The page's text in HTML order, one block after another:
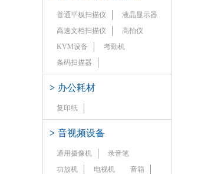
普通平板扫描仪
液晶显示器
高速文档扫描仪
高拍仪
KVM设备
考勤机
条码扫描器
> 办公耗材
复印纸
> 音视频设备
通用摄像机
录音笔
功放机
电视机
音箱